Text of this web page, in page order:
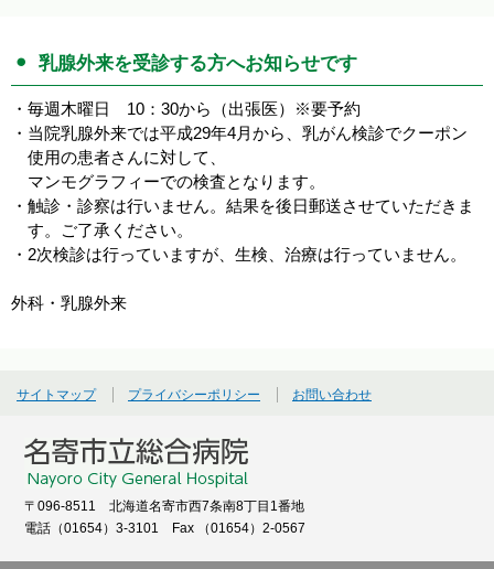
乳腺外来を受診する方へお知らせです
・毎週木曜日 10：30から（出張医）※要予約
・当院乳腺外来では平成29年4月から、乳がん検診でクーポン
使用の患者さんに対して、
マンモグラフィーでの検査となります。
・触診・診察は行いません。結果を後日郵送させていただきま
す。ご了承ください。
・2次検診は行っていますが、生検、治療は行っていません。
外科・乳腺外来
サイトマップ プライバシーポリシー お問い合わせ
〒096-8511 北海道名寄市西7条南8丁目1番地
電話（01654）3-3101 Fax （01654）2-0567